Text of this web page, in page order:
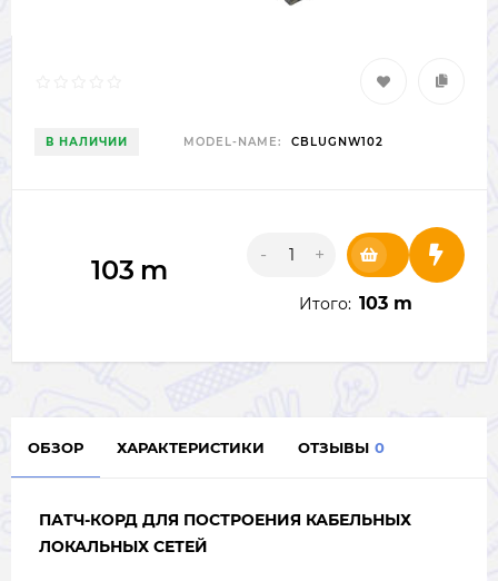
В НАЛИЧИИ MODEL-NAME: CBLUGNW102
103 m - +
Итого: 103 m
ОБЗОР ХАРАКТЕРИСТИКИ ОТЗЫВЫ 0
ПАТЧ-КОРД ДЛЯ ПОСТРОЕНИЯ КАБЕЛЬНЫХ
ЛОКАЛЬНЫХ СЕТЕЙ